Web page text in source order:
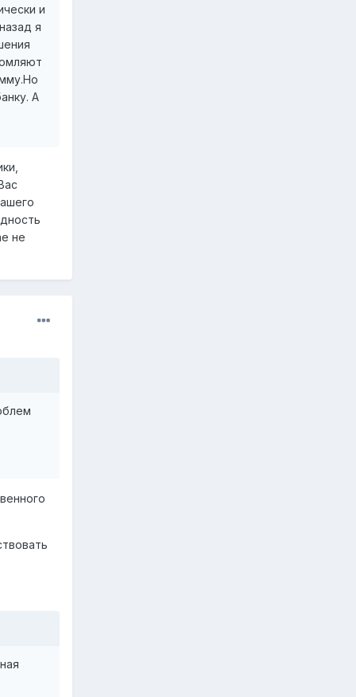
и
я
А
не